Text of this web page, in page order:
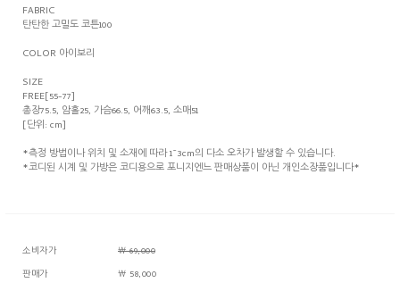
FABRIC
탄탄한 고밀도 코튼100
COLOR 아이보리
SIZE
FREE[55-77]
총장75.5, 암홀25, 가슴66.5, 어깨63.5, 소매51
[단위: cm]
*측정 방법이나 위치 및 소재에 따라 1~3cm의 다소 오차가 발생할 수 있습니다.
*코디된 시계 및 가방은 코디용으로 포니지엔느 판매상품이 아닌 개인소장품입니다*
소비자가
￦ 69,000
판매가
￦ 58,000